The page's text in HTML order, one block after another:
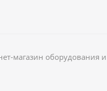
магазин